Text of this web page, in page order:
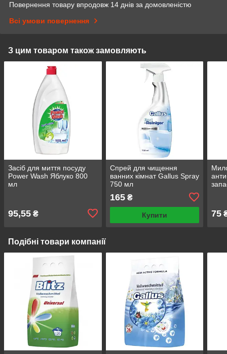
Повернення товару впродовж 14 днів за домовленістю
Всі умови повернення
З цим товаром також замовляють
Засіб для миття посуду
Power Wash Яблуко 800
мл
95,55 ₴
Спрей для чищення
ванних кімнат Gallus Spray
750 мл
165₴
Купити 75
Подібні товари компанії